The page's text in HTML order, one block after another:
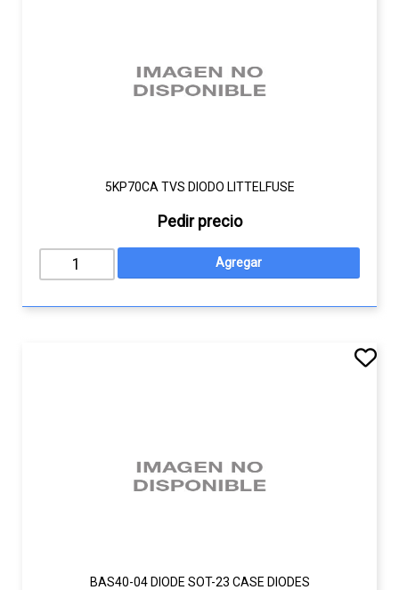
5KP70CA TVS DIODO LITTELFUSE
Pedir precio
BAS40-04 DIODE SOT-23 CASE DIODES